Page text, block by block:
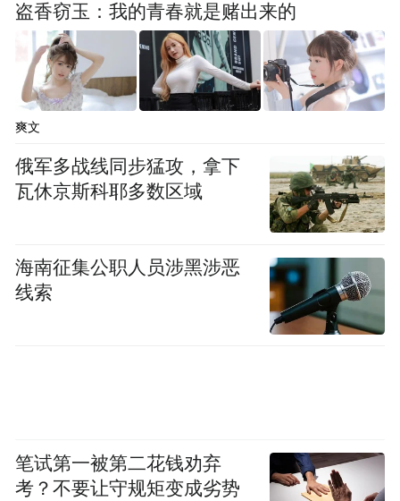
北、十一中、经二纬五、经二纬二站点。
90路：调整后沿纬十二路向北、堤口路向东
至济泺路向北恢复原线，撤销西市场、经一
纬九、市立二院、经一纬五、济南站、天桥
南（路西）、成丰桥（路西）站点，增设八
里桥、堤口路西口、铁路宿舍、地铁益康路
站、堤口路无影山路、十一中、地铁济南站
北、天桥区政府、堤口路东口站点。
K91路：调整后沿堤口路向东、西工商河路
向东、东西丹凤街向东、义合北街向东、新
东西丹凤街济泺路、义合街、陈家楼站点。
盗香窃玉：我的青春就是赌出来的
爽文
俄军多战线同步猛攻，拿下
瓦休京斯科耶多数区域
海南征集公职人员涉黑涉恶
线索
笔试第一被第二花钱劝弃
考？不要让守规矩变成劣势